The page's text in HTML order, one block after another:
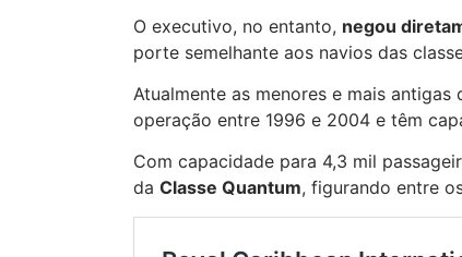
O executivo, no entanto, negou
porte semelhante aos navios das
Atualmente as menores e mais
operação entre 1996 e 2004 e têm
Com capacidade para 4,3 mil
da Classe Quantum, figurando entre